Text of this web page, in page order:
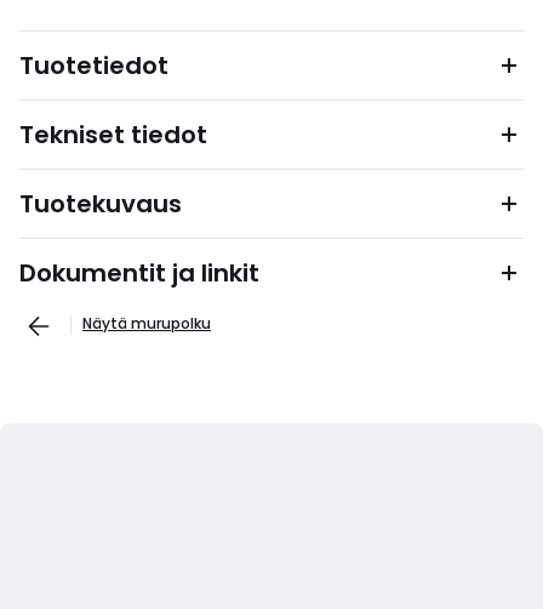
Tuotetiedot
Tekniset tiedot
Tuotekuvaus
Dokumentit ja linkit
Näytä murupolku